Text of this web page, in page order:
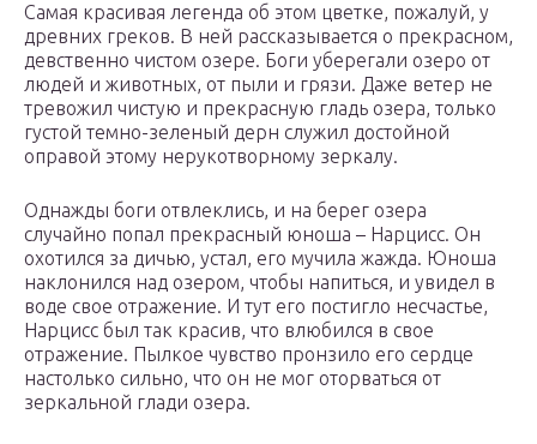
Самая красивая легенда об этом цветке, пожалуй, у
древних греков. В ней рассказывается о прекрасном,
девственно чистом озере. Боги уберегали озеро от
людей и животных, от пыли и грязи. Даже ветер не
тревожил чистую и прекрасную гладь озера, только
густой темно-зеленый дерн служил достойной
оправой этому нерукотворному зеркалу.
Однажды боги отвлеклись, и на берег озера
случайно попал прекрасный юноша – Нарцисс. Он
охотился за дичью, устал, его мучила жажда. Юноша
наклонился над озером, чтобы напиться, и увидел в
воде свое отражение. И тут его постигло несчастье,
Нарцисс был так красив, что влюбился в свое
отражение. Пылкое чувство пронзило его сердце
настолько сильно, что он не мог оторваться от
зеркальной глади озера.